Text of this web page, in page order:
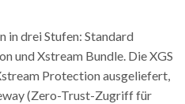
in drei Stufen: Standard
und Xstream Bundle. Die XGS
Protection ausgeliefert,
(Zero-Trust-Zugriff für